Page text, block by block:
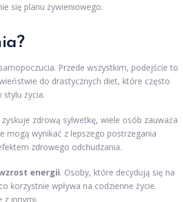
się planu żywieniowego.
Przede wszystkim, podejście to
do drastycznych diet, które często
życia.
zdrową sylwetkę, wiele osób zauważa
mogą wynikać z lepszego postrzegania
zdrowego odchudzania.
energii. Osoby, które decydują się na
korzystnie wpływa na codzienne życie.
z innymi.